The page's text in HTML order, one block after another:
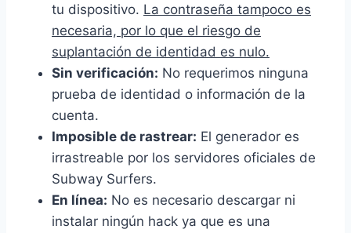
tu dispositivo. La contraseña tampoco es
necesaria, por lo que el riesgo de
suplantación de identidad es nulo.
Sin verificación: No requerimos ninguna
prueba de identidad o información de la
cuenta.
Imposible de rastrear: El generador es
irrastreable por los servidores oficiales de
Subway Surfers.
En línea: No es necesario descargar ni
instalar ningún hack ya que es una